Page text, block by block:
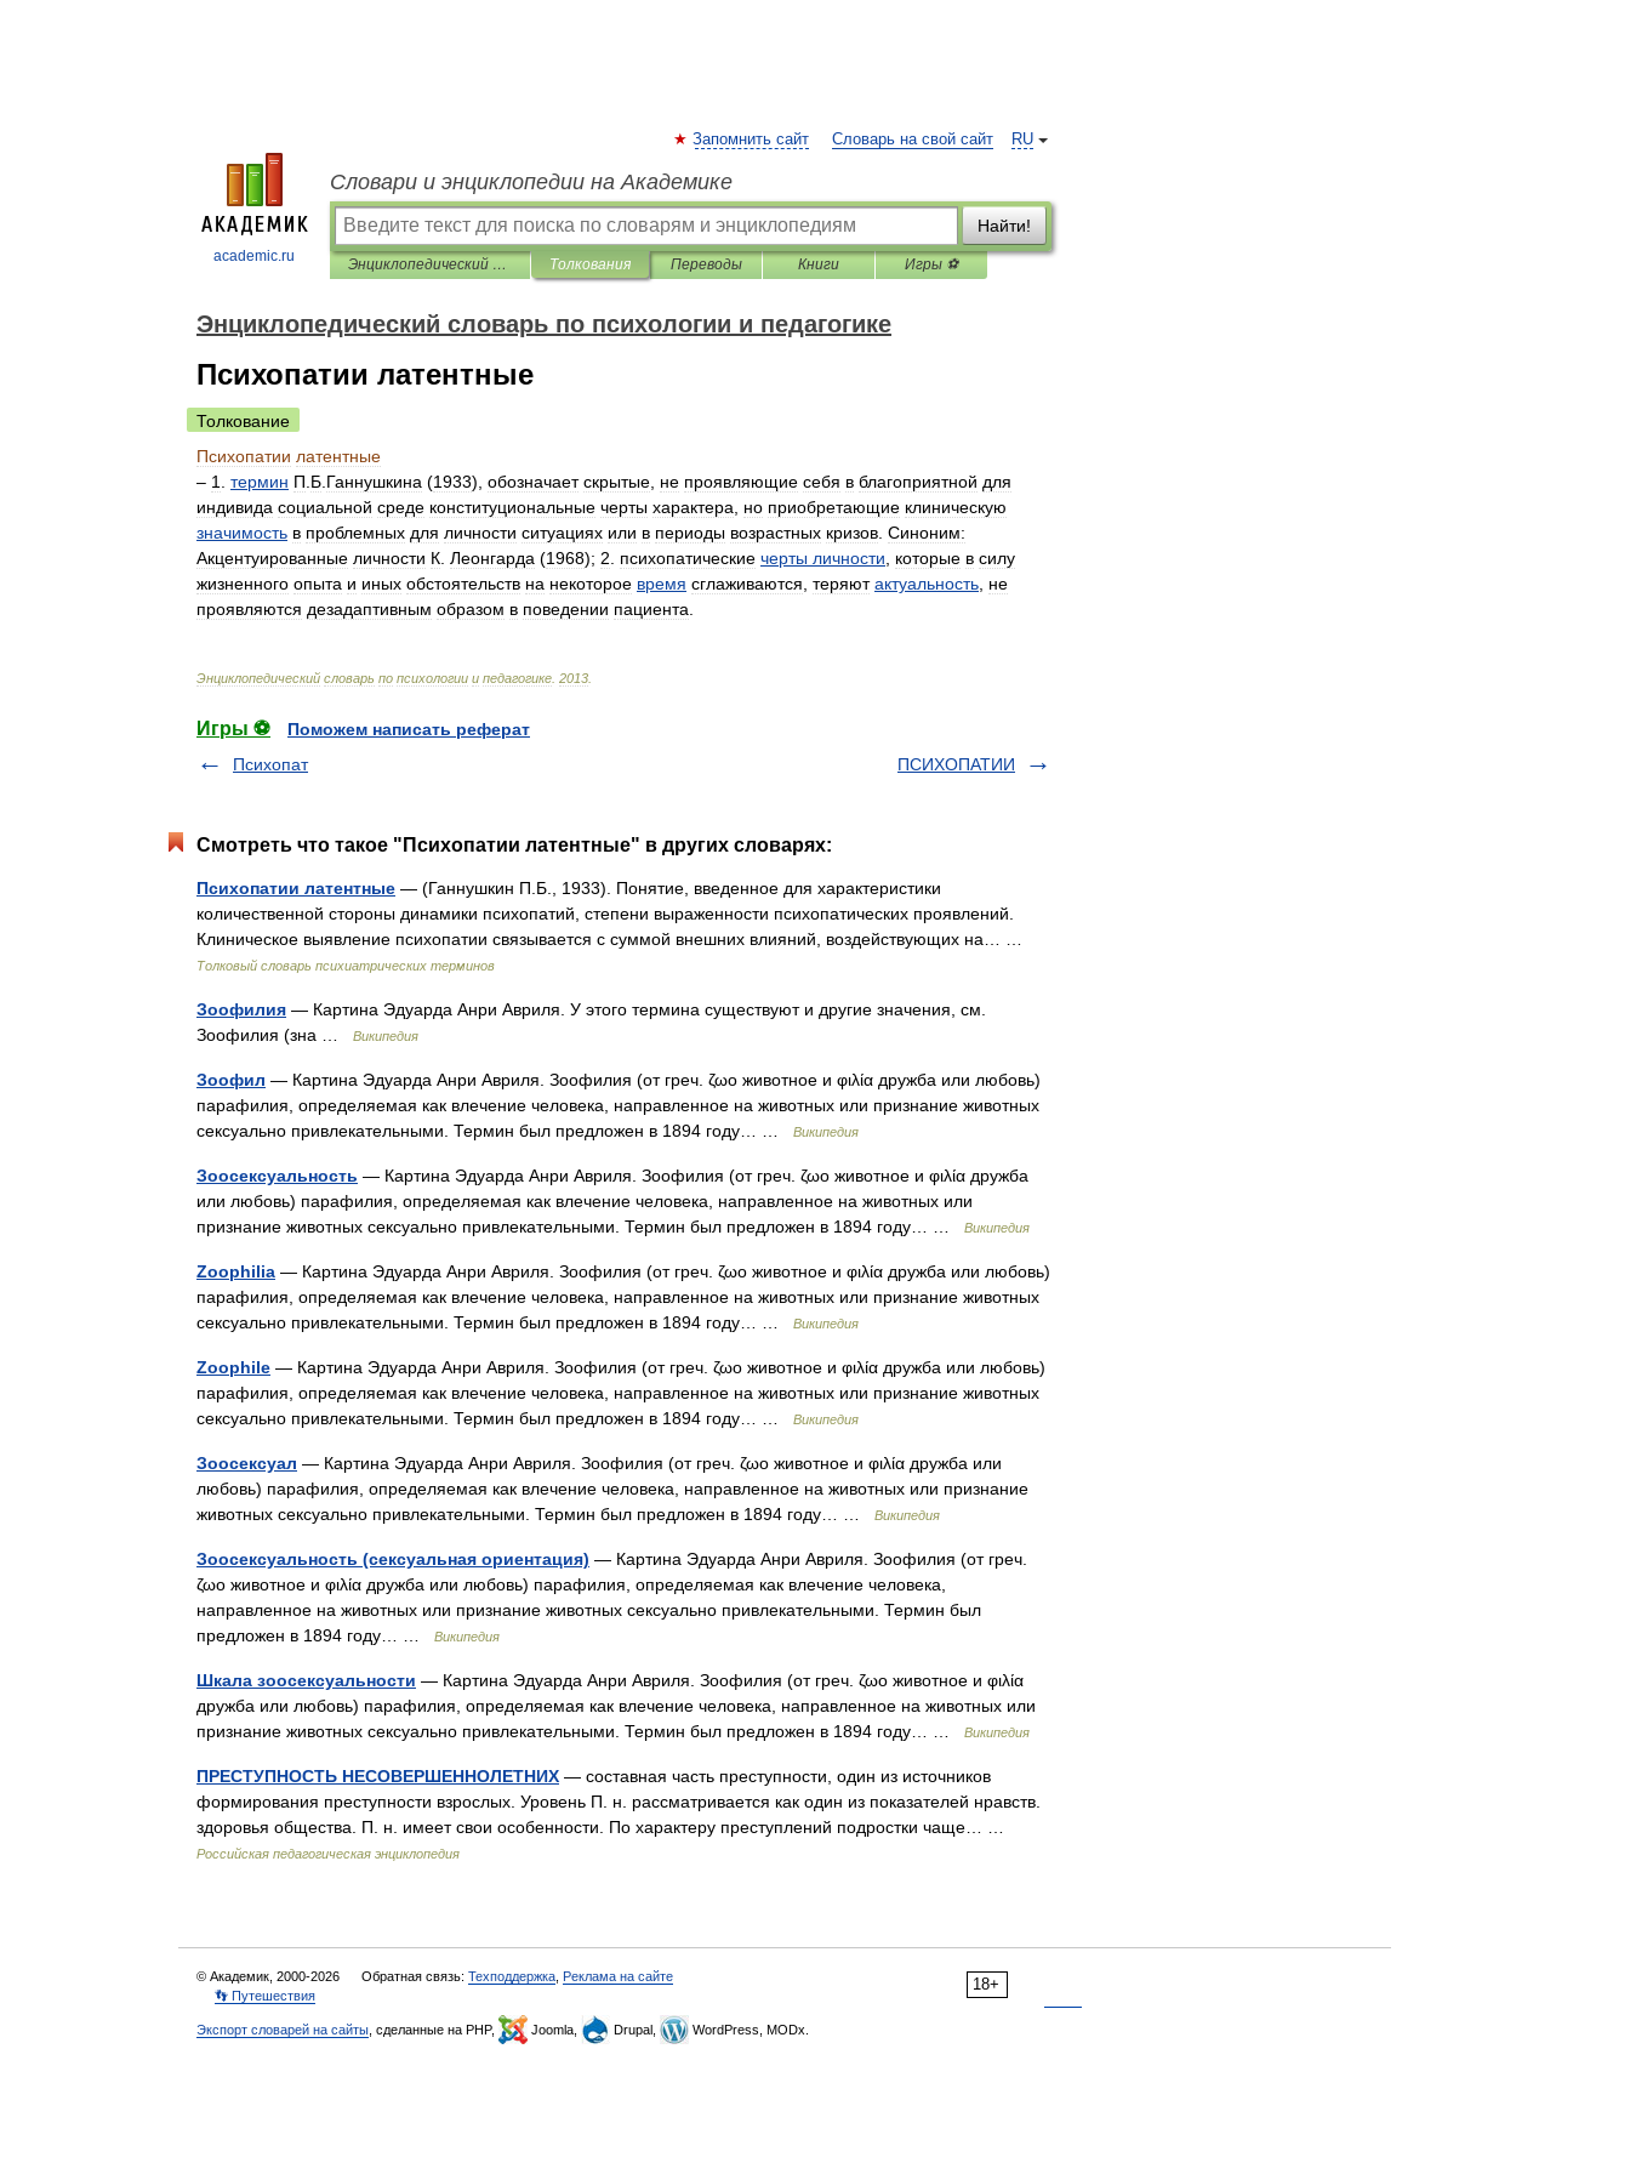
academic.ru
RU
Запомнить сайт Словарь на свой сайт
Словари и энциклопедии на Академике
Найти!
Энциклопедический словарь по психологии и педагогике Толкования Переводы Книги Игры ⚽
Энциклопедический словарь по психологии и педагогике
Психопатии латентные
Толкование
Психопатии латентные
– 1 термин П Б Ганнушкина (1933), обозначает скрытые не проявляющие себя в благоприятной для
индивида социальной среде конституциональные черты характера но приобретающие клиническую
значимость в проблемных для личности ситуациях или в периоды возрастных кризов Синоним:
Акцентуированные личности К Леонгарда (1968); 2 психопатические черты личности которые в силу
жизненного опыта и иных обстоятельств на некоторое время сглаживаются теряют актуальность не
проявляются дезадаптивным образом в поведении пациента
Энциклопедический словарь по психологии и педагогике 2013
Игры ⚽
Поможем написать реферат
Психопат
ПСИХОПАТИИ
Смотреть что такое "Психопатии латентные" в других словарях:
Психопатии латентные — (Ганнушкин П.Б., 1933). Понятие, введенное для характеристики
количественной стороны динамики психопатий, степени выраженности психопатических проявлений.
Клиническое выявление психопатии связывается с суммой внешних влияний, воздействующих на… …
Толковый словарь психиатрических терминов
Зоофилия — Картина Эдуарда Анри Авриля. У этого термина существуют и другие значения, см.
Зоофилия (зна …
Википедия
Зоофил — Картина Эдуарда Анри Авриля. Зоофилия (от греч. ζωο животное и φιλία дружба или любовь)
парафилия, определяемая как влечение человека, направленное на животных или признание животных
сексуально привлекательными. Термин был предложен в 1894 году… …
Википедия
Зоосексуальность — Картина Эдуарда Анри Авриля. Зоофилия (от греч. ζωο животное и φιλία дружба
или любовь) парафилия, определяемая как влечение человека, направленное на животных или
признание животных сексуально привлекательными. Термин был предложен в 1894 году… …
Википедия
Zoophilia — Картина Эдуарда Анри Авриля. Зоофилия (от греч. ζωο животное и φιλία дружба или любовь)
парафилия, определяемая как влечение человека, направленное на животных или признание животных
сексуально привлекательными. Термин был предложен в 1894 году… …
Википедия
Zoophile — Картина Эдуарда Анри Авриля. Зоофилия (от греч. ζωο животное и φιλία дружба или любовь)
парафилия, определяемая как влечение человека, направленное на животных или признание животных
сексуально привлекательными. Термин был предложен в 1894 году… …
Википедия
Зоосексуал — Картина Эдуарда Анри Авриля. Зоофилия (от греч. ζωο животное и φιλία дружба или
любовь) парафилия, определяемая как влечение человека, направленное на животных или признание
животных сексуально привлекательными. Термин был предложен в 1894 году… …
Википедия
Зоосексуальность (сексуальная ориентация) — Картина Эдуарда Анри Авриля. Зоофилия (от греч.
ζωο животное и φιλία дружба или любовь) парафилия, определяемая как влечение человека,
направленное на животных или признание животных сексуально привлекательными. Термин был
предложен в 1894 году… …
Википедия
Шкала зоосексуальности — Картина Эдуарда Анри Авриля. Зоофилия (от греч. ζωο животное и φιλία
дружба или любовь) парафилия, определяемая как влечение человека, направленное на животных или
признание животных сексуально привлекательными. Термин был предложен в 1894 году… …
Википедия
ПРЕСТУПНОСТЬ НЕСОВЕРШЕННОЛЕТНИХ — составная часть преступности, один из источников
формирования преступности взрослых. Уровень П. н. рассматривается как один из показателей нравств.
здоровья общества. П. н. имеет свои особенности. По характеру преступлений подростки чаще… …
Российская педагогическая энциклопедия
18+
© Академик, 2000-2026 Обратная связь: Техподдержка Реклама на сайте
👣 Путешествия
Экспорт словарей на сайты , сделанные на PHP, Joomla, Drupal, WordPress, MODx.